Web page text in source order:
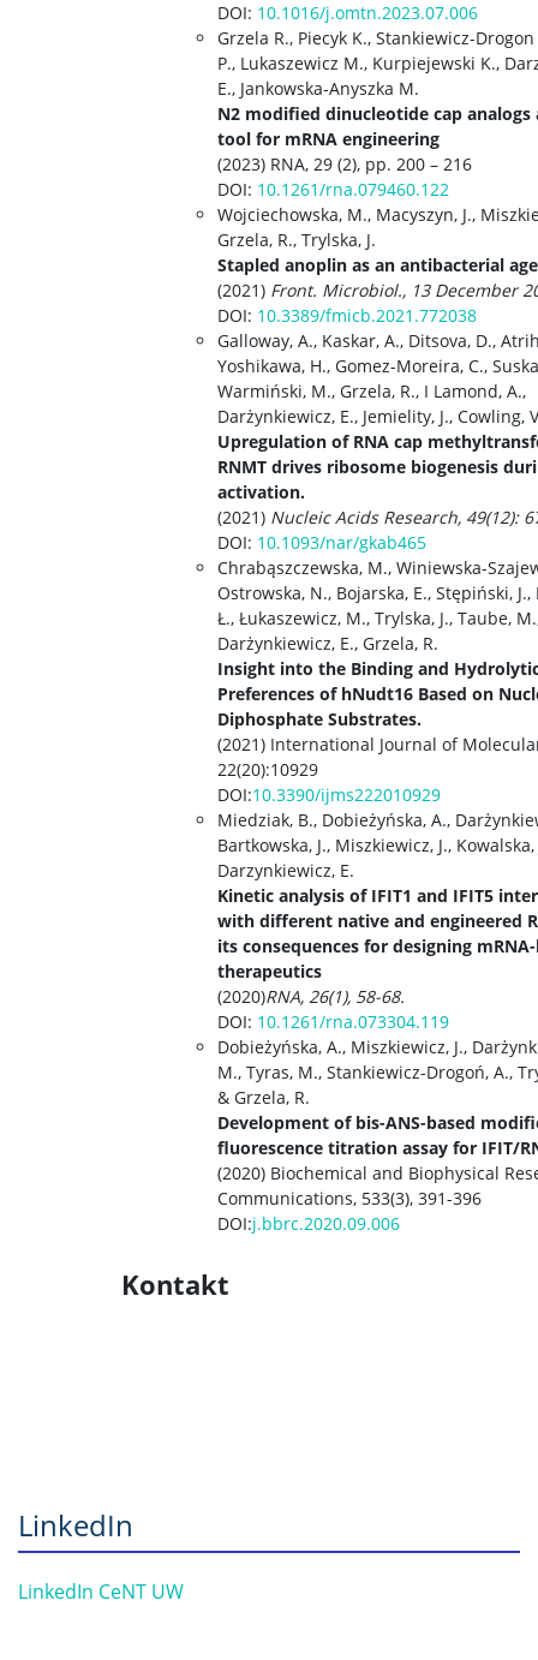
DOI: 10.1016/j.omtn.2023.07.006
Grzela R., Piecyk K., Stankiewicz-
P., Lukaszewicz M., Kurpiejewski K.,
E., Jankowska-Anyszka M.
N2 modified dinucleotide cap analogs
tool for mRNA engineering
(2023) RNA, 29 (2), pp. 200 – 216
DOI: 10.1261/rna.079460.122
Wojciechowska, M., Macyszyn, J.,
Grzela, R., Trylska, J.
Stapled anoplin as an antibacterial
(2021) Front. Microbiol., 13 December
DOI: 10.3389/fmicb.2021.772038
Galloway, A., Kaskar, A., Ditsova, D.,
Yoshikawa, H., Gomez-Moreira, C.,
Warmiński, M., Grzela, R., I Lamond, A.,
Darżynkiewicz, E., Jemielity, J., Cowling,
Upregulation of RNA cap
RNMT drives ribosome biogenesis
activation.
(2021) Nucleic Acids Research, 49(12):
DOI: 10.1093/nar/gkab465
Chrabąszczewska, M., Winiewska-
Ostrowska, N., Bojarska, E., Stępiński,
Ł., Łukaszewicz, M., Trylska, J., Taube,
Darżynkiewicz, E., Grzela, R.
Insight into the Binding and
Preferences of hNudt16 Based on
Diphosphate Substrates.
(2021) International Journal of
22(20):10929
DOI:10.3390/ijms222010929
Miedziak, B., Dobieżyńska, A.,
Bartkowska, J., Miszkiewicz, J.,
Darzynkiewicz, E.
Kinetic analysis of IFIT1 and IFIT5
with different native and engineered
its consequences for designing
therapeutics
(2020)RNA, 26(1), 58-68.
DOI: 10.1261/rna.073304.119
Dobieżyńska, A., Miszkiewicz, J.,
M., Tyras, M., Stankiewicz-Drogoń, A.,
& Grzela, R.
Development of bis-ANS-based
fluorescence titration assay for IFIT/
(2020) Biochemical and Biophysical
Communications, 533(3), 391-396
DOI:j.bbrc.2020.09.006
Kontakt
LinkedIn
LinkedIn CeNT UW